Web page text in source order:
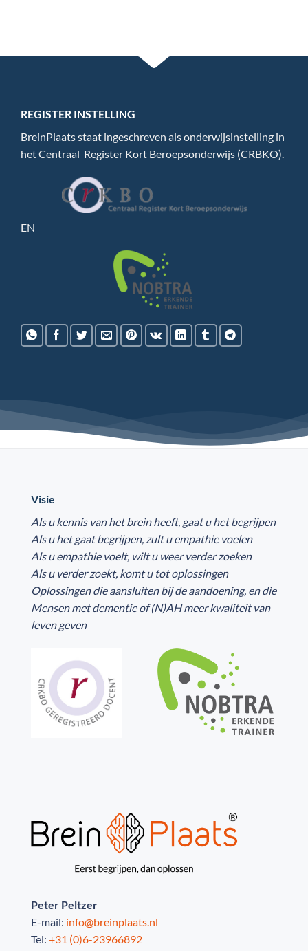
REGISTER INSTELLING
BreinPlaats staat ingeschreven als onderwijsinstelling in
het Centraal Register Kort Beroepsonderwijs (CRBKO).
EN
Visie
Als u kennis van het brein heeft, gaat u het begrijpen
Als u het gaat begrijpen, zult u empathie voelen
Als u empathie voelt, wilt u weer verder zoeken
Als u verder zoekt, komt u tot oplossingen
Oplossingen die aansluiten bij de aandoening, en die
Mensen met dementie of (N)AH meer kwaliteit van
leven geven
Peter Peltzer
E-mail: info@breinplaats.nl
Tel: +31 (0)6-23966892